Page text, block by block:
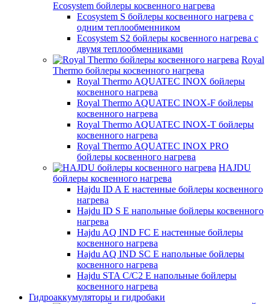
Ecosystem бойлеры косвенного нагрева
Ecosystem S бойлеры косвенного нагрева с
одним теплообменником
Ecosystem S2 бойлеры косвенного нагрева с
двумя теплообменниками
Royal
Thermo бойлеры косвенного нагрева
Royal Thermo AQUATEC INOX бойлеры
косвенного нагрева
Royal Thermo AQUATEC INOX-F бойлеры
косвенного нагрева
Royal Thermo AQUATEC INOX-T бойлеры
косвенного нагрева
Royal Thermo AQUATEC INOX PRO
бойлеры косвенного нагрева
HAJDU
бойлеры косвенного нагрева
Hajdu ID A E настенные бойлеры косвенного
нагрева
Hajdu ID S E напольные бойлеры косвенного
нагрева
Hajdu AQ IND FC E настенные бойлеры
косвенного нагрева
Hajdu AQ IND SC E напольные бойлеры
косвенного нагрева
Hajdu STA C/C2 E напольные бойлеры
косвенного нагрева
Гидроаккумуляторы и гидробаки